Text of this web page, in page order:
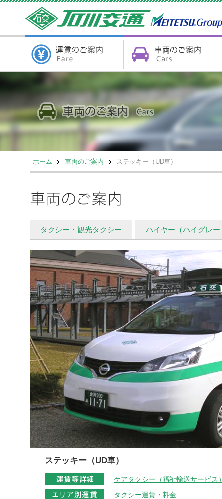
ホーム 車両のご案内 ステッキー（UD車）
タクシー・観光タクシー ハイヤー（ハイグレー
ステッキー（UD車）
ケアタクシー（福祉輸送サービス
タクシー運賃・料金